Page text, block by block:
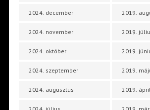
2024. december
2024. november
2024. október
2024. szeptember
2024. augusztus
2019.
2019.
2019.
2019.
2019.